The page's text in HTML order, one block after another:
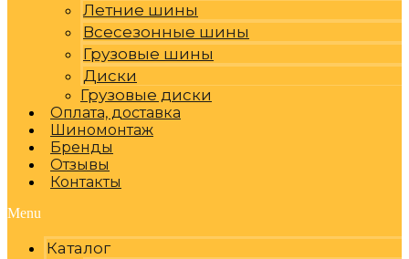
Летние шины
Всесезонные шины
Грузовые шины
Диски
Грузовые диски
Оплата, доставка
Шиномонтаж
Бренды
Отзывы
Контакты
Menu
Каталог